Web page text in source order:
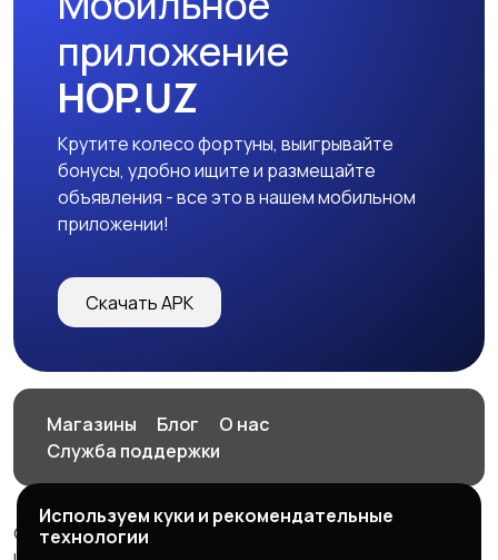
приложение
HOP.UZ
Крутите колесо фортуны, выигрывайте
бонусы, удобно ищите и размещайте
объявления - все это в нашем мобильном
приложении!
Скачать APK
Магазины Блог
О нас
Служба поддержки
© 2026 HOP.UZ
Используем куки и рекомендательные
технологии